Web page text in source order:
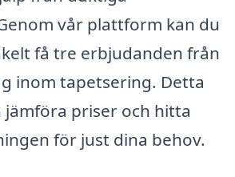
vår plattform kan du
få tre erbjudanden från
inom tapetsering. Detta
priser och hitta
för just dina behov.